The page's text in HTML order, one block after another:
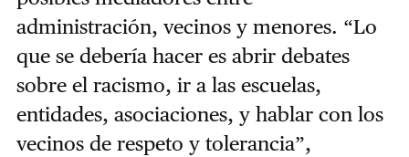
administración, vecinos y menores. “Lo
que se debería hacer es abrir debates
sobre el racismo, ir a las escuelas,
entidades, asociaciones, y hablar con los
vecinos de respeto y tolerancia”,